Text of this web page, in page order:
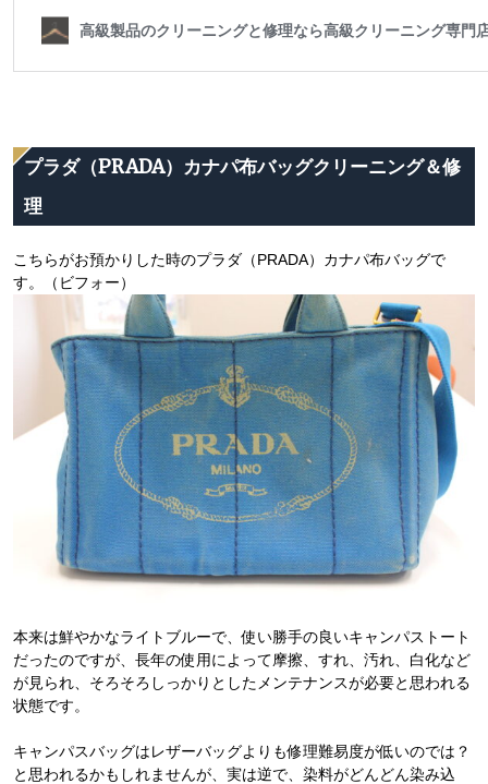
プラダ（PRADA）カナパ布バッグクリーニング＆修
理
こちらがお預かりした時のプラダ（PRADA）カナパ布バッグで
す。（ビフォー）
本来は鮮やかなライトブルーで、使い勝手の良いキャンパストート
だったのですが、長年の使用によって摩擦、すれ、汚れ、白化など
が見られ、そろそろしっかりとしたメンテナンスが必要と思われる
状態です。
キャンパスバッグはレザーバッグよりも修理難易度が低いのでは？
と思われるかもしれませんが、実は逆で、染料がどんどん染み込